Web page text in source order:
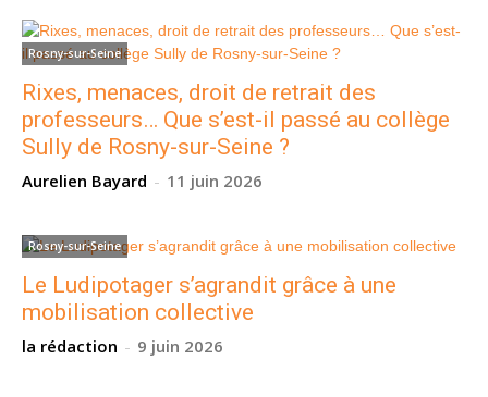
Rosny-sur-Seine
Rixes, menaces, droit de retrait des
professeurs… Que s’est-il passé au collège
Sully de Rosny-sur-Seine ?
Aurelien Bayard - 11 juin 2026
Rosny-sur-Seine
Le Ludipotager s’agrandit grâce à une
mobilisation collective
la rédaction - 9 juin 2026